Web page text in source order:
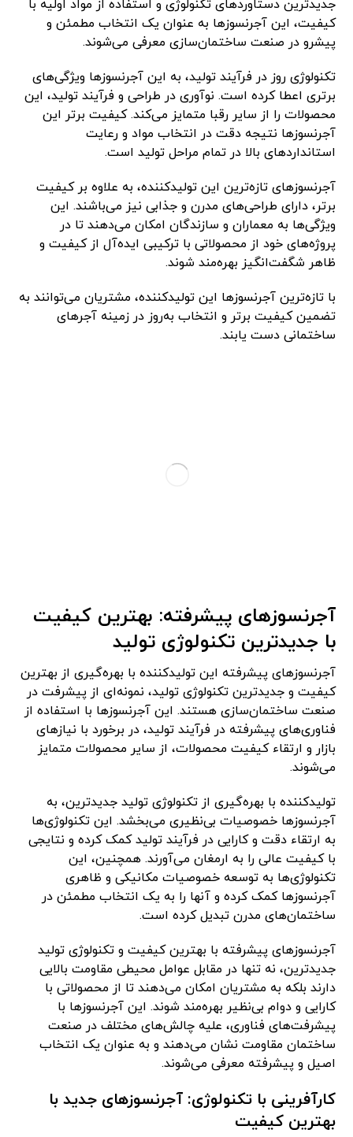
جدیدترین دستاوردهای تکنولوژی و استفاده از مواد اولیه با
کیفیت، این آجرنسوزها به عنوان یک انتخاب مطمئن و
پیشرو در صنعت ساختمان‌سازی معرفی می‌شوند.
تکنولوژی روز در فرآیند تولید، به این آجرنسوزها ویژگی‌های
برتری اعطا کرده است. نوآوری در طراحی و فرآیند تولید، این
محصولات را از سایر رقبا متمایز می‌کند. کیفیت برتر این
آجرنسوزها نتیجه دقت در انتخاب مواد و رعایت
استانداردهای بالا در تمام مراحل تولید است.
آجرنسوزهای تازه‌ترین این تولیدکننده، به علاوه بر کیفیت
برتر، دارای طراحی‌های مدرن و جذابی نیز می‌باشند. این
ویژگی‌ها به معماران و سازندگان امکان می‌دهند تا در
پروژه‌های خود از محصولاتی با ترکیبی ایده‌آل از کیفیت و
ظاهر شگفت‌انگیز بهره‌مند شوند.
با تازه‌ترین آجرنسوزها این تولیدکننده، مشتریان می‌توانند به
تضمین کیفیت برتر و انتخاب به‌روز در زمینه آجرهای
ساختمانی دست یابند.
آجرنسوزهای پیشرفته: بهترین کیفیت
با جدیدترین تکنولوژی تولید
آجرنسوزهای پیشرفته این تولیدکننده با بهره‌گیری از بهترین
کیفیت و جدیدترین تکنولوژی تولید، نمونه‌ای از پیشرفت در
صنعت ساختمان‌سازی هستند. این آجرنسوزها با استفاده از
فناوری‌های پیشرفته در فرآیند تولید، در برخورد با نیازهای
بازار و ارتقاء کیفیت محصولات، از سایر محصولات متمایز
می‌شوند.
تولیدکننده با بهره‌گیری از تکنولوژی تولید جدیدترین، به
آجرنسوزها خصوصیات بی‌نظیری می‌بخشد. این تکنولوژی‌ها
به ارتقاء دقت و کارایی در فرآیند تولید کمک کرده و نتایجی
با کیفیت عالی را به ارمغان می‌آورند. همچنین، این
تکنولوژی‌ها به توسعه خصوصیات مکانیکی و ظاهری
آجرنسوزها کمک کرده و آنها را به یک انتخاب مطمئن در
ساختمان‌های مدرن تبدیل کرده است.
آجرنسوزهای پیشرفته با بهترین کیفیت و تکنولوژی تولید
جدیدترین، نه تنها در مقابل عوامل محیطی مقاومت بالایی
دارند بلکه به مشتریان امکان می‌دهند تا از محصولاتی با
کارایی و دوام بی‌نظیر بهره‌مند شوند. این آجرنسوزها با
پیشرفت‌های فناوری، علیه چالش‌های مختلف در صنعت
ساختمان مقاومت نشان می‌دهند و به عنوان یک انتخاب
اصیل و پیشرفته معرفی می‌شوند.
کارآفرینی با تکنولوژی: آجرنسوزهای جدید با
بهترین کیفیت